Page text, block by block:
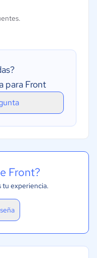
para Front
Front?
tu experiencia.